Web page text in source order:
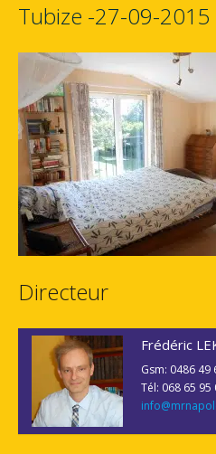
Tubize -27-09-
Directeur
Frédéric
Gsm: 0486 49
Tél: 068 65 95